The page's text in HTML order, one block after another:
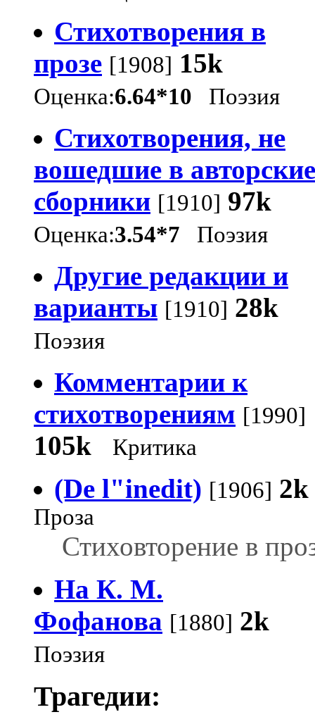
Стихотворения в
прозе [1908] 15k
Оценка:6.64*10 Поэзия
Стихотворения, не
вошедшие в авторские
сборники [1910] 97k
Оценка:3.54*7 Поэзия
Другие редакции и
варианты [1910] 28k
Поэзия
Комментарии к
стихотворениям [1990]
105k Критика
(De l"inedit) [1906] 2k
Проза
Стиховторение в
На К. М.
Фофанова [1880] 2k
Поэзия
Трагедии: